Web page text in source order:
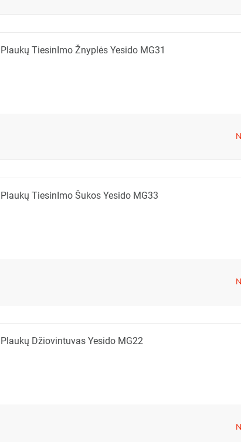
Plaukų TiesinImo Žnyplės Yesido MG31
Plaukų TiesinImo Šukos Yesido MG33
Plaukų Džiovintuvas Yesido MG22